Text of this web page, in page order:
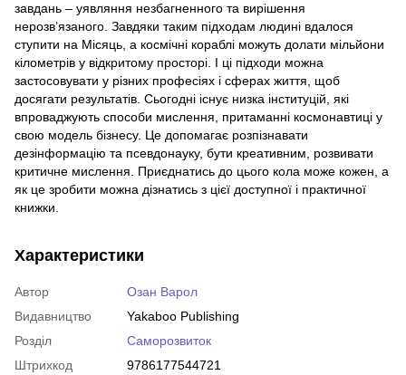
завдань – уявляння незбагненного та вирішення
нерозв’язаного. Завдяки таким підходам людині вдалося
ступити на Місяць, а космічні кораблі можуть долати мільйони
кілометрів у відкритому просторі. І ці підходи можна
застосовувати у різних професіях і сферах життя, щоб
досягати результатів. Сьогодні існує низка інституцій, які
впроваджують способи мислення, притаманні космонавтиці у
свою модель бізнесу. Це допомагає розпізнавати
дезінформацію та псевдонауку, бути креативним, розвивати
критичне мислення. Приєднатись до цього кола може кожен, а
як це зробити можна дізнатись з цієї доступної і практичної
книжки.
Характеристики
Автор
Озан Варол
Видавництво
Yakaboo Publishing
Розділ
Саморозвиток
Штрихкод
9786177544721